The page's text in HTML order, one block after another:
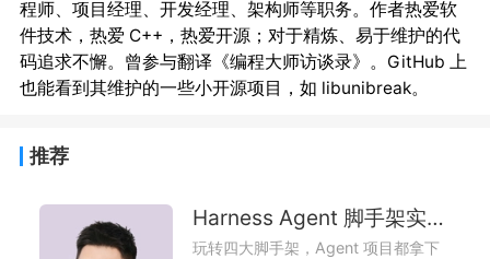
程师、项目经理、开发经理、架构师等职务。作者热爱软
件技术，热爱​ ​C++，热爱开源；对于精炼、易于维护的代
码追求不懈。曾参与翻译《编程大师访谈录》。GitHub 上
推荐
Harness Agent 脚手架实战课
玩转四大脚手架，Agent 项目都拿下